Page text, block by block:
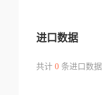
进口数据
共计 0条进口数据